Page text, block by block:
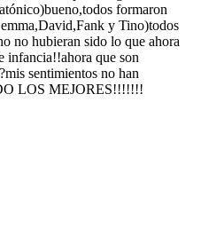
formaron
y Tino)todos
no hubieran sido lo que ahora
infancia!!ahora que son
sentimientos no han
LOS MEJORES!!!!!!!